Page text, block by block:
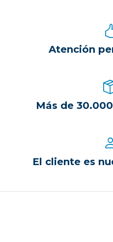
Atención
Más de
El cliente es